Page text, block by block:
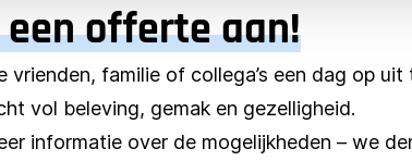
offerte aan!
vrienden, familie of collega’s een dag op
vol beleving, gemak en gezelligheid.
informatie over de mogelijkheden – we